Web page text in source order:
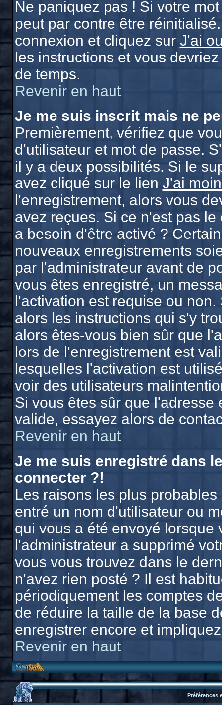
Ne paniquez pas ! Si votre
peut par contre être
connexion et cliquez sur J'ai
les instructions et vous
de temps.
Revenir en haut
Je me suis inscrit mais ne
Premièrement, vérifiez que
d'utilisateur et mot de passe.
il y a deux possibilités. Si le
avez cliqué sur le lien J'ai
l'enregistrement, alors vous
avez reçues. Si ce n'est pas
a besoin d'être activé ?
nouveaux enregistrements
par l'administrateur avant de
vous êtes enregistré, un
l'activation est requise ou
alors les instructions qui s'y
alors êtes-vous bien sûr que
lors de l'enregistrement est
lesquelles l'activation est
voir des utilisateurs
Si vous êtes sûr que l'adresse
valide, essayez alors de
Revenir en haut
Je me suis enregistré dans
connecter ?!
Les raisons les plus
entré un nom d'utilisateur ou
qui vous a été envoyé lorsque
l'administrateur a supprimé
vous vous trouvez dans le
n'avez rien posté ? Il est
périodiquement les comptes
de réduire la taille de la base
enregistrer encore et
Revenir en haut
Préférences